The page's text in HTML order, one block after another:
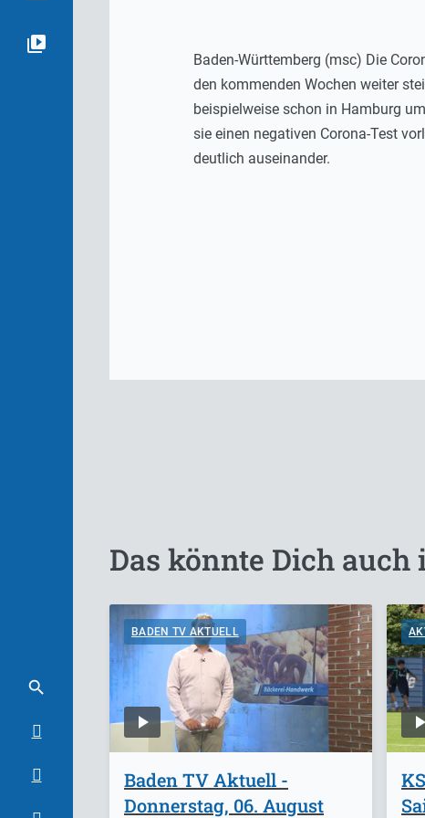
Baden-Württemberg (msc) Die
den kommenden Wochen weiter
beispielweise schon in Hamburg
sie einen negativen Corona-Test
deutlich auseinander.
Das könnte Dich auch
BADEN TV AKTUELL
Baden TV Aktuell -
Donnerstag, 06. August